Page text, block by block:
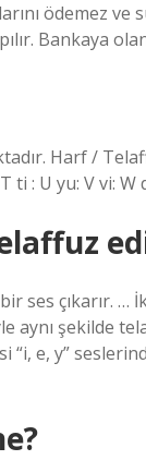
ödemez ve
Bankaya
Harf /
ti : U yu: V vi: W
ses çıkarır.
şekilde
“i, e, y”